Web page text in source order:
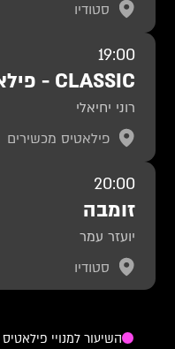
סטודיו
19:00
CLASSIC - פילאטיס מכשירים
רוני יחיאלי
פילאטיס מכשירים
20:00
זומבה
יועזר עמר
סטודיו
השיעור למנויי